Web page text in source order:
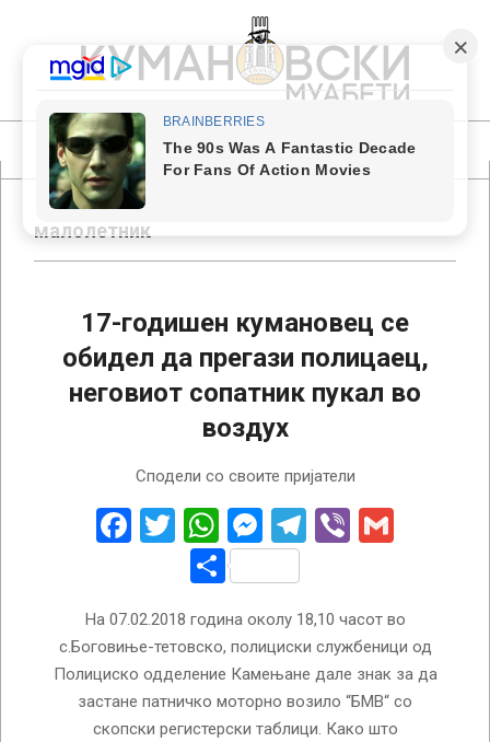
content
КУМАНОВСКИ
МУАБЕТИ
Primary
Navigation
Menuмалолетник
17-годишен кумановец се
обидел да прегази полицаец,
неговиот сопатник пукал во
воздух
Сподели со своите пријатели
Facebook
Twitter
WhatsApp
Messenger
Telegram
Viber
Share
На 07.02.2018 година околу 18,10 часот во
с.Боговиње-тетовско, полициски службеници од
Полициско одделение Камењане дале знак за да
застане патничко моторно возило “БМВ“ со
скопски регистерски таблици. Како што